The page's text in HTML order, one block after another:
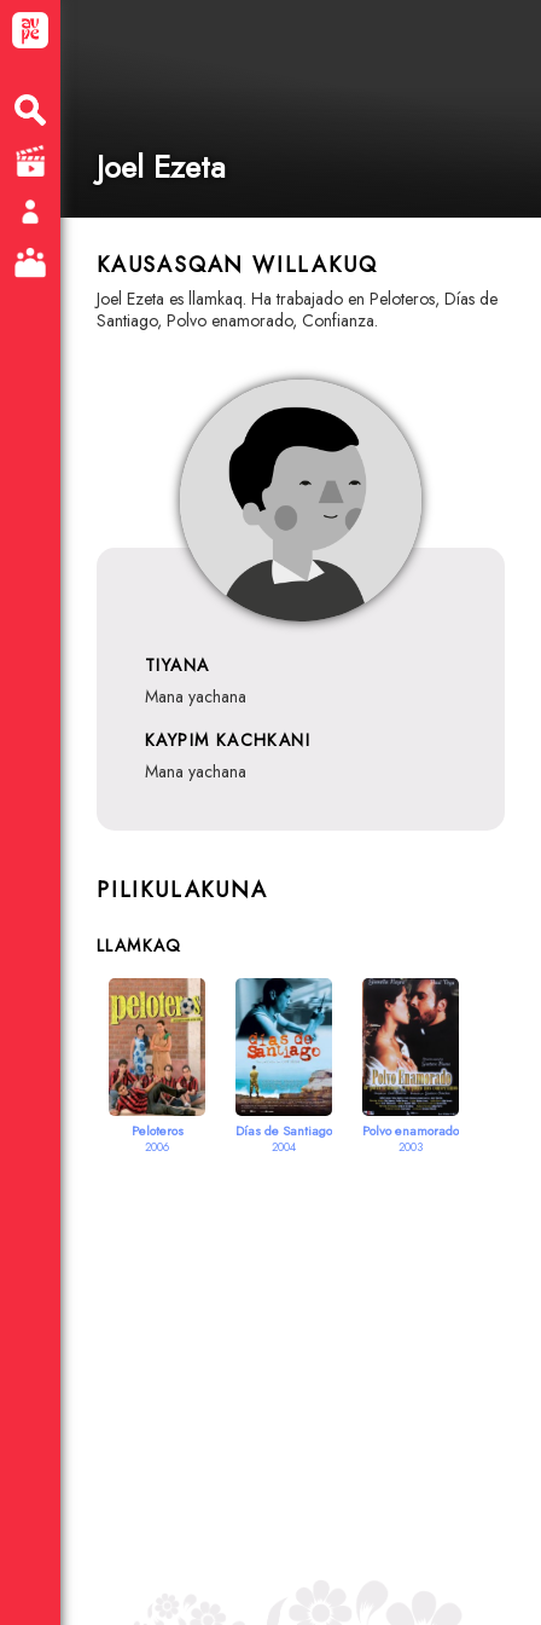
Joel Ezeta
KAUSASQAN WILLAKUQ
Joel Ezeta es llamkaq. Ha trabajado en Peloteros, Días de
Santiago, Polvo enamorado, Confianza.
TIYANA
mana yachana
KAYPIM KACHKANI
mana yachana
PILIKULAKUNA
LLAMKAQ
Peloteros
2006
Días de Santiago
2004
Polvo enamorado
2003